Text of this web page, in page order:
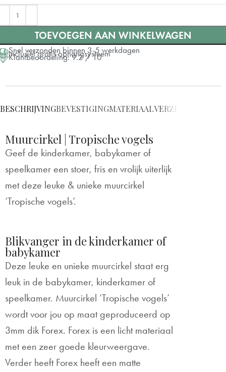
⌀ 40 cm
⌀ 120 cm
⌀ 140 cm
TOEVOEGEN AAN WINKELWAGEN
Snel verzonden binnen 3-5 werkdagen
Inclusief gratis ophangsysteem
Klantbeoordeling: 9.2 / 10
BESCHRIJVINGBEVESTIGINGMATERIAALVERZENDING &
Muurcirkel | Tropische vogels
Geef de kinderkamer, babykamer of
speelkamer een stoer, fris en vrolijk uiterlijk
met deze leuke & unieke muurcirkel
‘Tropische vogels’.
Blikvanger in de kinderkamer of
babykamer
Deze leuke en unieke muurcirkel staat erg
leuk in de babykamer, kinderkamer of
speelkamer. Muurcirkel ‘Tropische vogels’
wordt voor jou op maat geproduceerd op
3mm dik Forex. Forex is een licht materiaal
met een zeer goede kleurweergave.
Verder heeft Forex heeft een matte